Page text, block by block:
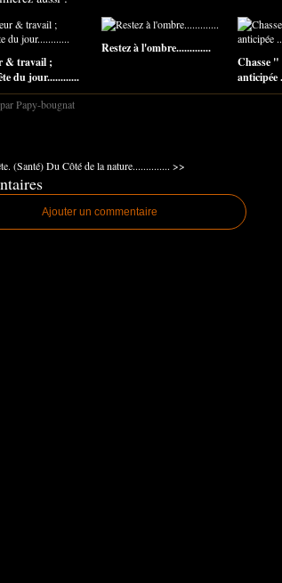
& travail ;
du jour............
Restez à l'ombre.............
Chasse
anticipée
Papy-bougnat
(Santé)Du Côté de la nature.............. >>
Ajouter un commentaire